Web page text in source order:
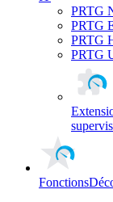
PRTG
PRTG
PRTG
PRTG
Fonctions